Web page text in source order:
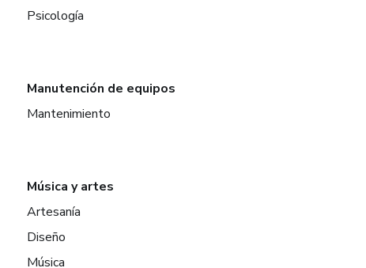
Psicología
Manutención de equipos
Mantenimiento
Música y artes
Artesanía
Diseño
Música